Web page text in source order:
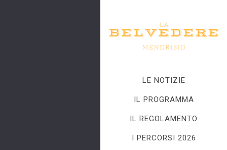
LE NOTIZIE
IL PROGRAMMA
IL REGOLAMENTO
I PERCORSI 2026